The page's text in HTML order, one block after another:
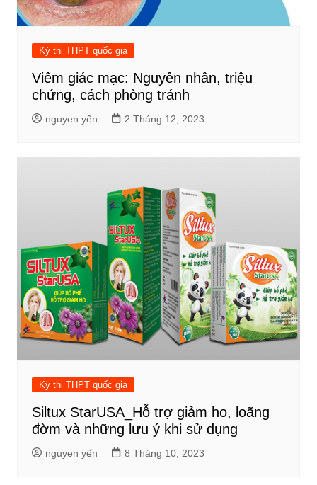
Kỳ thi THPT quốc gia
Viêm giác mạc: Nguyên nhân, triệu
chứng, cách phòng tránh
nguyen yến 2 Tháng 12, 2023
Kỳ thi THPT quốc gia
Siltux StarUSA_Hỗ trợ giảm ho, loãng
đờm và những lưu ý khi sử dụng
nguyen yến 8 Tháng 10, 2023